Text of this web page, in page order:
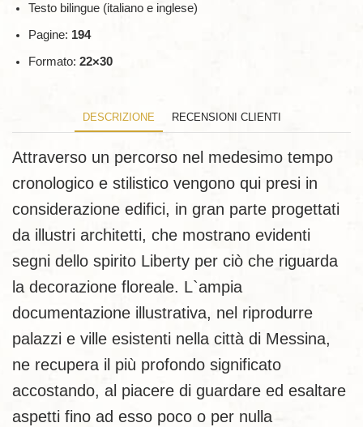
Testo bilingue (italiano e inglese)
Pagine: 194
Formato: 22×30
DESCRIZIONE RECENSIONI CLIENTI
Attraverso un percorso nel medesimo tempo
cronologico e stilistico vengono qui presi in
considerazione edifici, in gran parte progettati
da illustri architetti, che mostrano evidenti
segni dello spirito Liberty per ciò che riguarda
la decorazione floreale. L`ampia
documentazione illustrativa, nel riprodurre
palazzi e ville esistenti nella città di Messina,
ne recupera il più profondo significato
accostando, al piacere di guardare ed esaltare
aspetti fino ad esso poco o per nulla